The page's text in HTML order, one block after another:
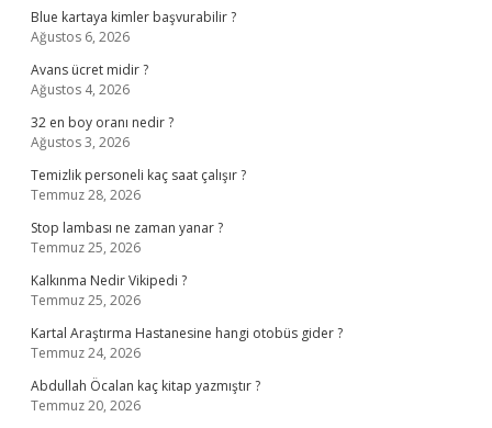
Blue kartaya kimler başvurabilir ?
Ağustos 6, 2026
Avans ücret midir ?
Ağustos 4, 2026
32 en boy oranı nedir ?
Ağustos 3, 2026
Temizlik personeli kaç saat çalışır ?
Temmuz 28, 2026
Stop lambası ne zaman yanar ?
Temmuz 25, 2026
Kalkınma Nedir Vikipedi ?
Temmuz 25, 2026
Kartal Araştırma Hastanesine hangi otobüs gider ?
Temmuz 24, 2026
Abdullah Öcalan kaç kitap yazmıştır ?
Temmuz 20, 2026